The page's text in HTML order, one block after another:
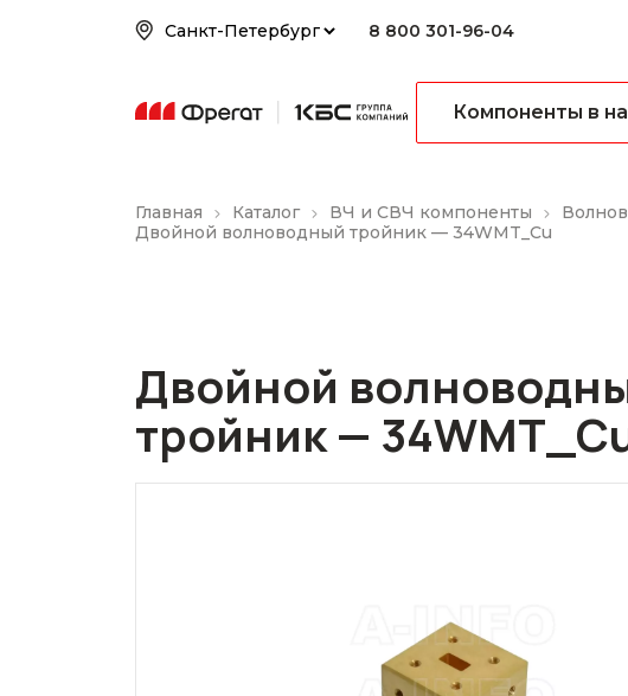
8 800 301-96-04
Компоненты в
Главная Каталог ВЧ и СВЧ компоненты
Двойной волноводный тройник — 34WMT_Cu
Двойной
тройник —